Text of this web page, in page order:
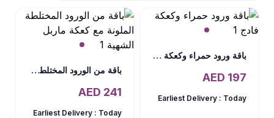
باقة ورود حمراء وكعكة فادج
197
Earliest Delivery : Today
باقة من الورود المختلطة الملونة مع كعكة ماربل الشهية
241
Earliest Delivery : Today